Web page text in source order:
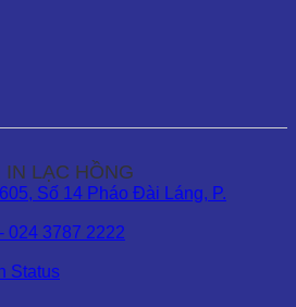
LẠC HỒNG
Số 14 Pháo Đài Láng, P.
024 3787 2222